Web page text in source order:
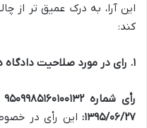
این آرا، به درک عمیق تر از
کند:
۱. رای در مورد صلاحیت دادگاه در جرایم رایانه ای:
۱۳۹۵/۰۶/۲۷: این رأی در